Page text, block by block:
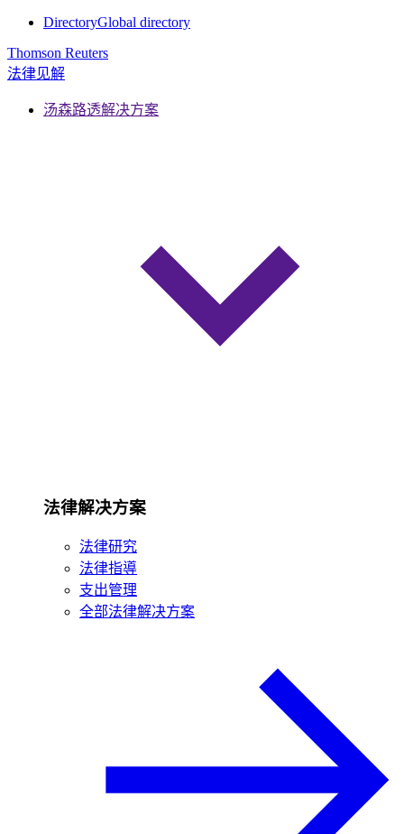
DirectoryGlobal directory
Thomson Reuters
法律见解
汤森路透解决方案
法律解决方案
法律研究
法律指導
支出管理
全部法律解决方案